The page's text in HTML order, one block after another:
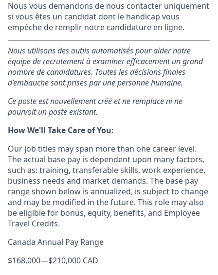
Nous vous demandons de nous contacter uniquement
si vous êtes un candidat dont le handicap vous
empêche de remplir notre candidature en ligne.
Nous utilisons des outils automatisés pour aider notre
équipe de recrutement à examiner efficacement un grand
nombre de candidatures. Toutes les décisions finales
d’embauche sont prises par une personne humaine.
Ce poste est nouvellement créé et ne remplace ni ne
pourvoit un poste existant.
How We'll Take Care of You:
Our job titles may span more than one career level.
The actual base pay is dependent upon many factors,
such as: training, transferable skills, work experience,
business needs and market demands. The base pay
range shown below is annualized, is subject to change
and may be modified in the future. This role may also
be eligible for bonus, equity, benefits, and Employee
Travel Credits.
Canada Annual Pay Range
$168,000—$210,000 CAD